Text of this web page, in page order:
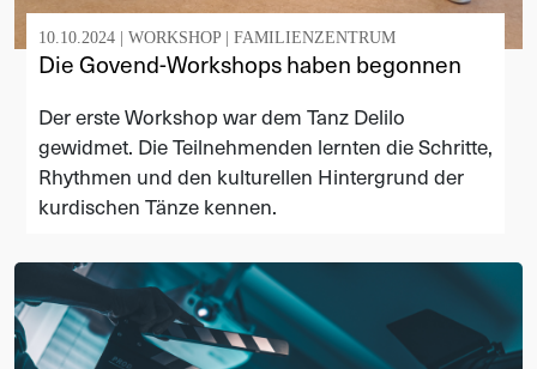
10.10.2024 | WORKSHOP | FAMILIENZENTRUM
Die Govend-Workshops haben begonnen
Der erste Workshop war dem Tanz Delilo
gewidmet. Die Teilnehmenden lernten die Schritte,
Rhythmen und den kulturellen Hintergrund der
kurdischen Tänze kennen.